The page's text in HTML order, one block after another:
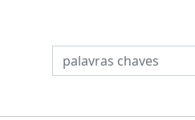
PESQUISAR